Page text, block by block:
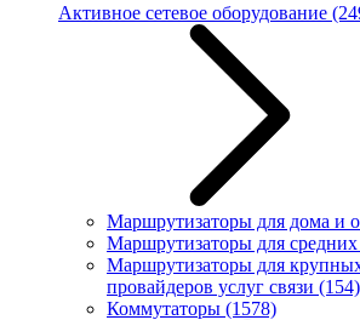
Активное сетевое оборудование
Маршрутизаторы для дома и
Маршрутизаторы для средних
Маршрутизаторы для
провайдеров услуг связи (154)
Коммутаторы (1578)